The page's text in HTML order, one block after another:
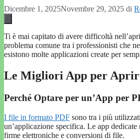
Dicembre 1, 2025Novembre 29, 2025 di
Ti è mai capitato di avere difficoltà
problema comune tra i professionisti che
esistono molte applicazioni create per
Le Migliori App per
Perché Optare per un’App per
I file in formato PDF sono tra i più
un’applicazione specifica. Le app
firme elettroniche e conversioni di file.